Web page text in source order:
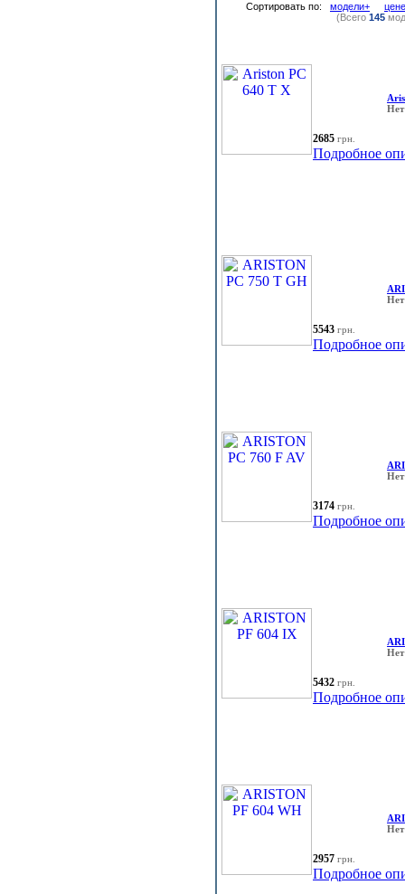
Сортировать по: модели+
цене
(Всего 145
2685 грн.
Подробное
5543 грн.
Подробное
3174 грн.
Подробное
5432 грн.
Подробное
2957 грн.
Подробное